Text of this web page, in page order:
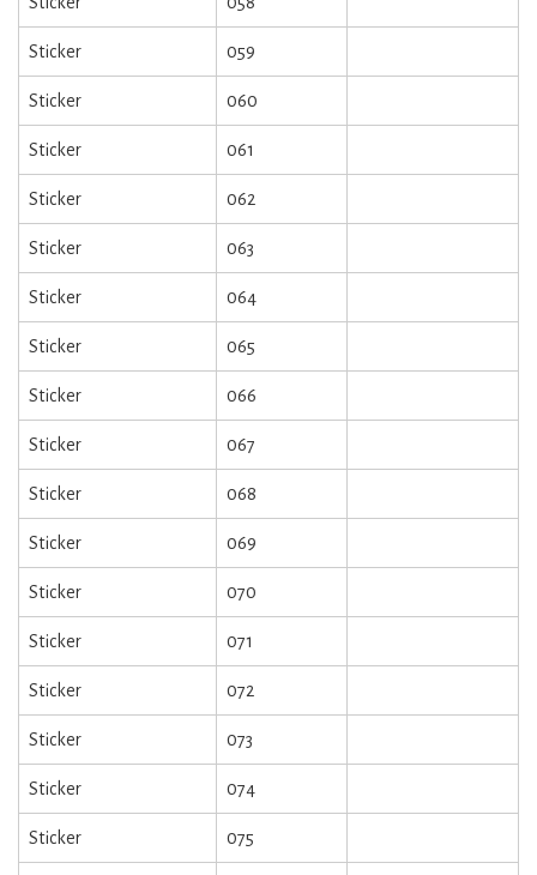
Sticker 059
Sticker 060
Sticker 061
Sticker 062
Sticker 063
Sticker 064
Sticker 065
Sticker 066
Sticker 067
Sticker 068
Sticker 069
Sticker 070
Sticker 071
Sticker 072
Sticker 073
Sticker 074
Sticker 075